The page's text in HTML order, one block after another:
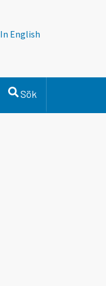
In English
Sök